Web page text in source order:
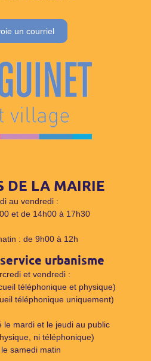
un courriel
DE LA MAIRIE
au vendredi :
et de 14h00 à 17h30
: de 9h00 à 12h
urbanisme
et vendredi :
téléphonique et physique)
téléphonique uniquement)
le mardi et le jeudi au public
ni téléphonique)
samedi matin